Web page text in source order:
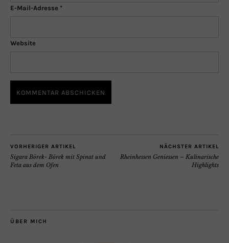
E-Mail-Adresse *
Website
VORHERIGER ARTIKEL
Sigara Börek- Börek mit Spinat und
Feta aus dem Ofen
NÄCHSTER ARTIKEL
Rheinhessen Geniessen – Kulinarische
Highlights
ÜBER MICH